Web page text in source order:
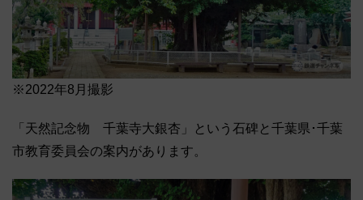
※2022年8月撮影
「天然記念物 千葉寺大銀杏」という石碑と千葉県･千葉
市教育委員会の案内があります。